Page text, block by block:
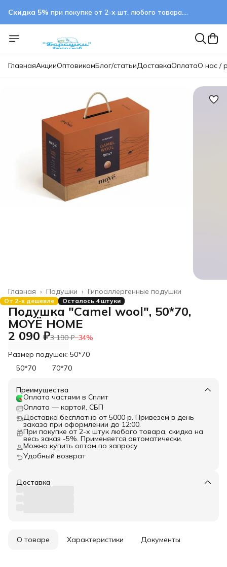
Скидка 5% при покупке от 2-х шт. любого товара.
ГлавнаяАкцииОптовикамБлог/статьиДоставкаОплатаО нас /
Гипоаллергенные подушки
Подушки ›
Главная ›
От 2-х дешевле Осталось 4 штуки
Подушка "Camel wool", 50*70,
MOYЁ HOME
2 090 ₽3 190 ₽−34%
Размер подушек: 50*70
50*70
70*70
Преимущества
Оплата частями в Сплит
Оплата — картой, СБП
Доставка бесплатно от 5000 р. Привезем в день
заказа при оформлении до 12:00.
При покупке от 2-х штук любого товара, скидка на
весь заказ -5%. Применяется автоматически.
Можно купить оптом по запросу
Удобный возврат
Доставка
О товаре Характеристики Документы